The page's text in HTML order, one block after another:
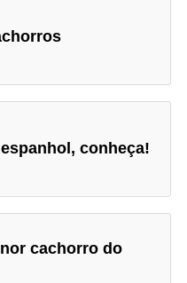
conheça!
cachorro do